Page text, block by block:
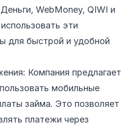
WebMoney, QIWI и
эти
для быстрой и удобной
Компания предлагает
мобильные
займа. Это позволяет
платежи через